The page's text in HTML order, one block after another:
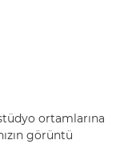
ortamlarına
görüntü